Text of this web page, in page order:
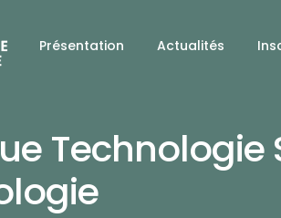
Présentation Actualités